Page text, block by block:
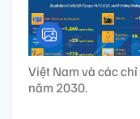
Việt Nam và các
năm 2030.